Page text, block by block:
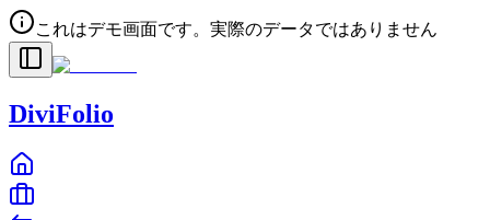
これはデモ画面です。実際のデータではありません
DiviFolio